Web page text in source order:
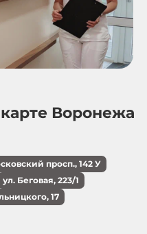
Воронежа
просп., 142 У
ул. Беговая, 223/1
17